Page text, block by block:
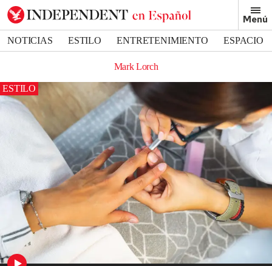
Menú
NOTICIAS ESTILO ENTRETENIMIENTO
ESPACIO
Mark Lorch
ESTILO